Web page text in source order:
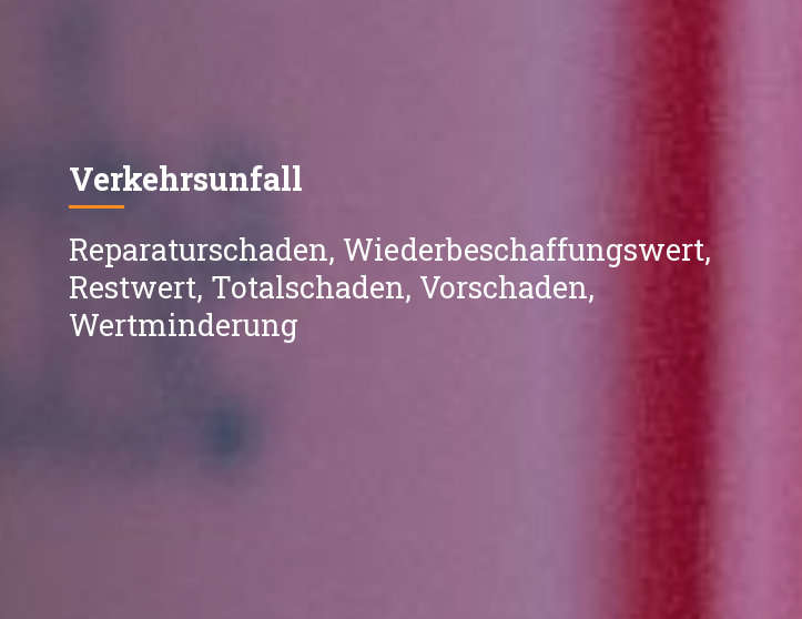
Verkehrsunfall
Reparaturschaden, Wiederbeschaffungswert,
Restwert, Totalschaden, Vorschaden,
Wertminderung